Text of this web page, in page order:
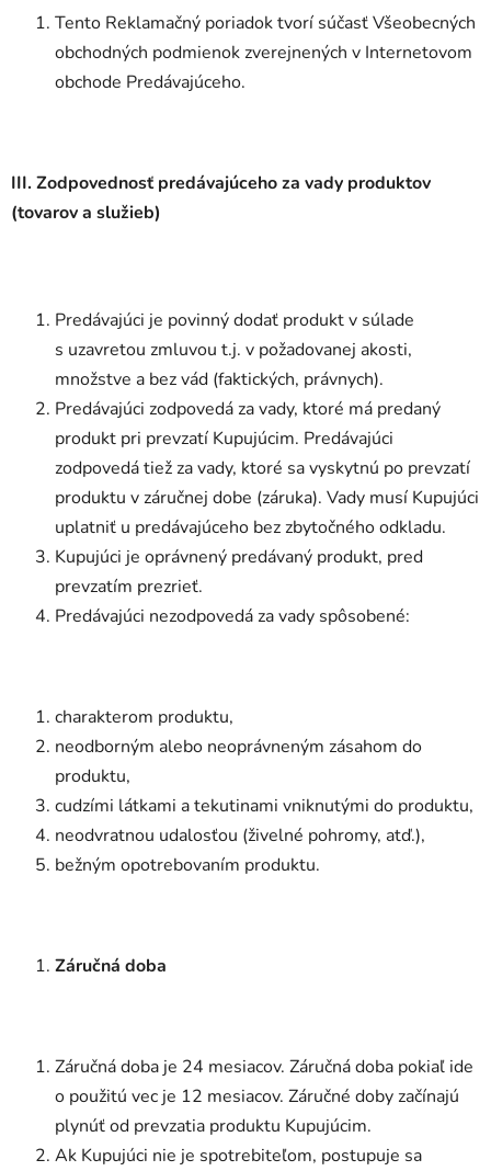
Tento Reklamačný poriadok tvorí súčasť Všeobecných
obchodných podmienok zverejnených v Internetovom
obchode Predávajúceho.
III. Zodpovednosť predávajúceho za vady produktov
(tovarov a služieb)
Predávajúci je povinný dodať produkt v súlade
s uzavretou zmluvou t.j. v požadovanej akosti,
množstve a bez vád (faktických, právnych).
Predávajúci zodpovedá za vady, ktoré má predaný
produkt pri prevzatí Kupujúcim. Predávajúci
zodpovedá tiež za vady, ktoré sa vyskytnú po prevzatí
produktu v záručnej dobe (záruka). Vady musí Kupujúci
uplatniť u predávajúceho bez zbytočného odkladu.
Kupujúci je oprávnený predávaný produkt, pred
prevzatím prezrieť.
Predávajúci nezodpovedá za vady spôsobené:
charakterom produktu,
neodborným alebo neoprávneným zásahom do
produktu,
cudzími látkami a tekutinami vniknutými do produktu,
neodvratnou udalosťou (živelné pohromy, atď.),
bežným opotrebovaním produktu.
Záručná doba
Záručná doba je 24 mesiacov. Záručná doba pokiaľ ide
o použitú vec je 12 mesiacov. Záručné doby začínajú
plynúť od prevzatia produktu Kupujúcim.
Ak Kupujúci nie je spotrebiteľom, postupuje sa